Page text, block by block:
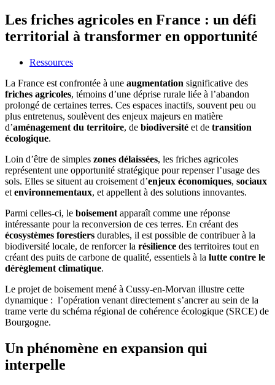
Les friches agricoles en France : un défi
territorial à transformer en opportunité
Ressources
La France est confrontée à une augmentation significative des
friches agricoles, témoins d’une déprise rurale liée à l’abandon
prolongé de certaines terres. Ces espaces inactifs, souvent peu ou
plus entretenus, soulèvent des enjeux majeurs en matière
d’aménagement du territoire, de biodiversité et de transition
écologique.
Loin d’être de simples zones délaissées, les friches agricoles
représentent une opportunité stratégique pour repenser l’usage des
sols. Elles se situent au croisement d’enjeux économiques, sociaux
et environnementaux, et appellent à des solutions innovantes.
Parmi celles-ci, le boisement apparaît comme une réponse
intéressante pour la reconversion de ces terres. En créant des
écosystèmes forestiers durables, il est possible de contribuer à la
biodiversité locale, de renforcer la résilience des territoires tout en
créant des puits de carbone de qualité, essentiels à la lutte contre le
dérèglement climatique.
Le projet de boisement mené à Cussy-en-Morvan illustre cette
dynamique : l’opération venant directement s’ancrer au sein de la
trame verte du schéma régional de cohérence écologique (SRCE) de
Bourgogne.
Un phénomène en expansion qui
interpelle